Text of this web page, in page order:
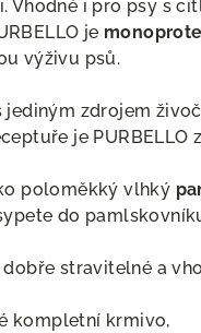
Vhodné i pro psy s
je
výživu psů.
jediným zdrojem
je PURBELLO
poloměkký vlhký
do
stravitelné a
kompletní krmivo,